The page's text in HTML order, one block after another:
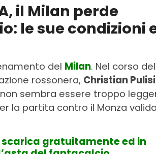
il Milan perde
le sue condizioni
del Milan. Nel corso
rossonera, Christian
sembra essere troppo
la partita contro il Monza valida
gratuitamente ed in